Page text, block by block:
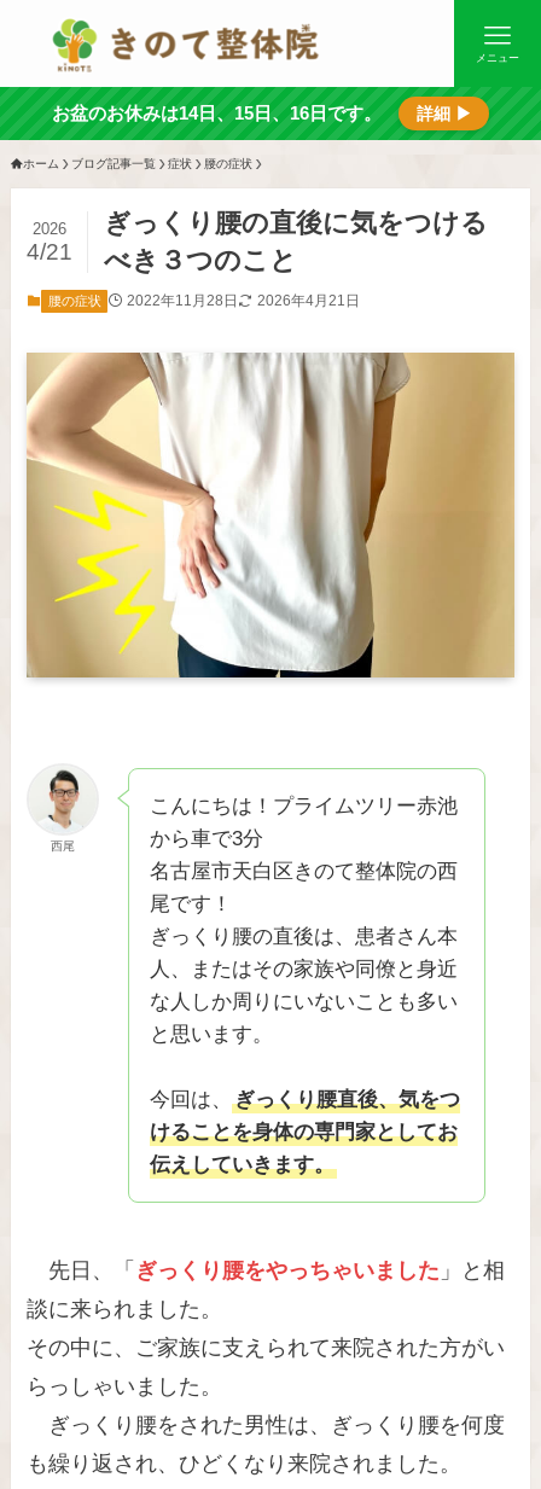
メニュー
お盆のお休みは14日、15日、16日です。 詳細 ▶
ホーム ブログ記事一覧 症状 腰の症状
ぎっくり腰の直後に気をつける
べき３つのこと
2026
4/21
腰の症状 2022年11月28日 2026年4月21日
西尾
こんにちは！プライムツリー赤池
から車で3分
名古屋市天白区きのて整体院の西
尾です！
ぎっくり腰の直後は、患者さん本
人、またはその家族や同僚と身近
な人しか周りにいないことも多い
と思います。
今回は、ぎっくり腰直後、気をつ
けることを身体の専門家としてお
伝えしていきます。
先日、「 ぎっくり腰をやっちゃいました 」と相
談に来られました。
その中に、ご家族に支えられて来院された方がい
らっしゃいました。
ぎっくり腰をされた男性は、ぎっくり腰を何度
も繰り返され、ひどくなり来院されました。